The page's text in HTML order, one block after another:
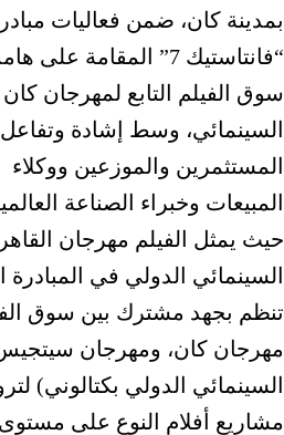
بمدينة كان، ضمن فعاليات
“فانتاستيك 7” المقامة على
سوق الفيلم التابع لمهرجان كان
السينمائي، وسط إشادة
المستثمرين والموزعين ووكلاء
المبيعات وخبراء الصناعة
حيث يمثل الفيلم مهرجان
السينمائي الدولي في المبادرة
تنظم بجهد مشترك بين سوق
مهرجان كان، ومهرجان
السينمائي الدولي بكتالوني)
مشاريع أفلام النوع على مستوى